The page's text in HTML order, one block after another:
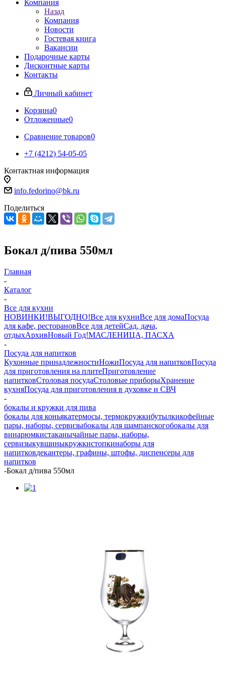
Компания
Назад
Компания
Новости
Гостевая книга
Вакансии
Подарочные карты
Дисконтные карты
Контакты
Личный кабинет
Корзина0
Отложенные0
Сравнение товаров0
+7 (4212) 54-05-05
Контактная информация
info.fedorino@bk.ru
Поделиться
Бокал д/пива 550мл
Главная
-
Каталог
-
Все для кухни
НОВИНКИ!ВЫГОДНО!Все для кухниВсе для домаПосуда
для кафе, ресторановВсе для детейСад, дача,
отдыхАрхивНовый Год!МАСЛЕНИЦА, ПАСХА
-
Посуда для напитков
Кухонные принадлежностиНожиПосуда для напитковПосуда
для приготовления на плитеПриготовление
напитковСтоловая посудаСтоловые приборыХранение
кухняПосуда для приготовления в духовке и СВЧ
-
бокалы и кружки для пива
бокалы для коньякатермосы, термокружкибутылкикофейные
пары, наборы, сервизыбокалы для шампанскогобокалы для
винарюмкистаканычайные пары, наборы,
сервизыкувшиныкружкистопкинаборы для
напитковдекантеры, графины, штофы, диспенсеры для
напитков
-Бокал д/пива 550мл